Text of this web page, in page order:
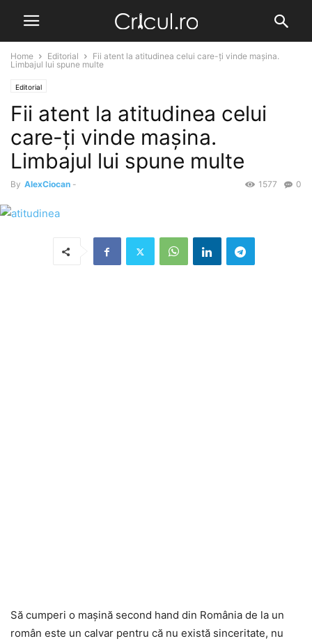
Home Editorial
Fii atent la atitudinea celui care-ți vinde mașina.
Limbajul lui spune multe
Editorial
Fii atent la atitudinea celui
care-ți vinde mașina.
Limbajul lui spune multe
By AlexCiocan - 0
1577
Să cumperi o mașină second hand din România de la un
român este un calvar pentru că nu există sinceritate, nu